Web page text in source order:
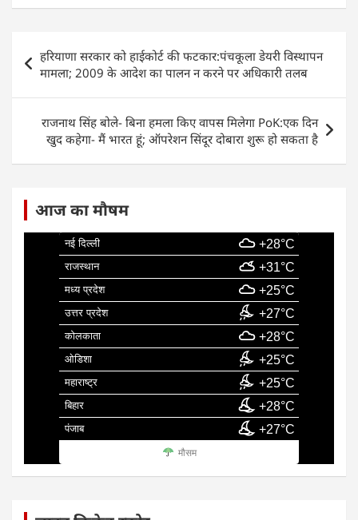
c
e
b
o
o
k
at
s
A
p
p
k
e
dI
n
ai
l
ar
e
Post
navigation
हरियाणा सरकार को हाईकोर्ट की फटकार:पंचकूला डेयरी विस्थापन
मामला; 2009 के आदेश का पालन न करने पर अधिकारी तलब
राजनाथ सिंह बोले- बिना हमला किए वापस मिलेगा PoK:एक दिन
खुद कहेगा- मैं भारत हूं; ऑपरेशन सिंदूर दोबारा शुरू हो सकता है
आज का मौषम
नई दिल्ली +28°C
राजस्थान +31°C
मध्य प्रदेश +25°C
उत्तर प्रदेश +27°C
कोलकाता +28°C
ओडिशा +25°C
महाराष्ट्र +25°C
बिहार +28°C
पंजाब +27°C
मौसम